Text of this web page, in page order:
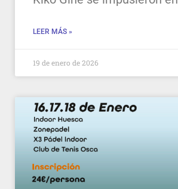
LEER MÁS »
19 de enero de 2026